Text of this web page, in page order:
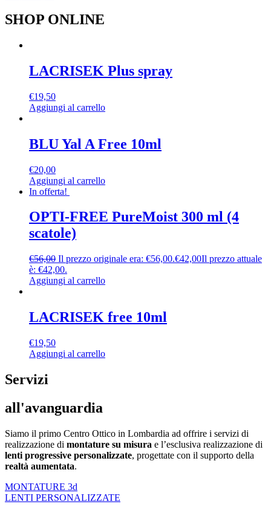
SHOP ONLINE
LACRISEK Plus spray
€19,50
Aggiungi al carrello
BLU Yal A Free 10ml
€20,00
Aggiungi al carrello
In offerta!
OPTI-FREE PureMoist 300 ml (4
scatole)
€56,00 Il prezzo originale era: €56,00.€42,00Il prezzo attuale
è: €42,00.
Aggiungi al carrello
LACRISEK free 10ml
€19,50
Aggiungi al carrello
Servizi
all'avanguardia
Siamo il primo Centro Ottico in Lombardia ad offrire i servizi di
realizzazione di montature su misura e l’esclusiva realizzazione di
lenti progressive personalizzate, progettate con il supporto della
realtà aumentata.
MONTATURE 3d
LENTI PERSONALIZZATE